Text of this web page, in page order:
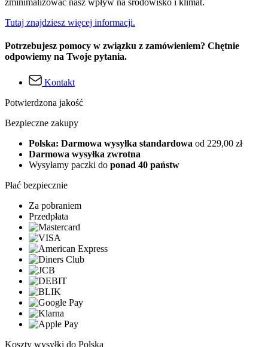
Tutaj znajdziesz więcej informacji.
Potrzebujesz pomocy w związku z zamówieniem? Chętnie
odpowiemy na Twoje pytania.
Kontakt
Potwierdzona jakość
Bezpieczne zakupy
Polska: Darmowa wysyłka standardowa od 229,00 zł
Darmowa wysyłka zwrotna
Wysyłamy paczki do ponad 40 państw
Płać bezpiecznie
Za pobraniem
Przedpłata
Koszty wysyłki do Polska